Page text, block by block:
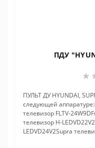
ПДУ
ПУЛЬТ ДУ HYUNDAI,
следующей
телевизор FLTV-
телевизор H-
LEDVD24V2Supra